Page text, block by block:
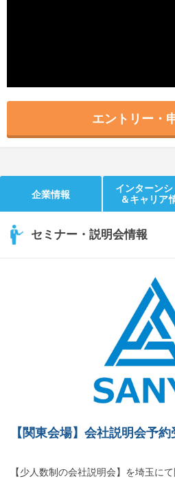
エントリー・
企業情報
インターン
＆キャリア
セミナー・説明会情報
【関東会場】会社説明会予約
【少人数制の会社説明会】を埼玉にて